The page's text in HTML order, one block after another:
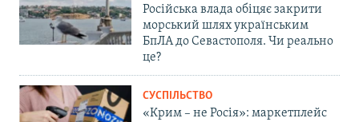
Російська влада обіцяє закрити
морський шлях українським
БпЛА до Севастополя. Чи реально
це?
СУСПІЛЬСТВО
«Крим – не Росія»: маркетплейс